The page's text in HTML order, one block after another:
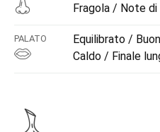
Fragola / Note
PALATO
Equilibrato /
Caldo / Finale